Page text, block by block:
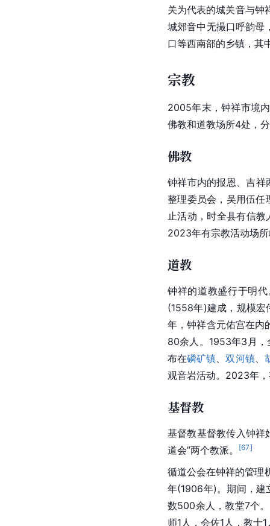
关为代表的城关音与钟
城郊音中无撮口呼韵母
口等西南部的乡镇，其
宗教
2005年末，钟祥市境
佛教和道教场所4处，
佛教
钟祥市内的报恩、吉祥
整理委员会，吴用伍任
止活动，时全县有信
2023年有宗教活动场
道教
钟祥的道教盛行于明
(1558年)建成，规模宏
年，钟祥含元佑宫在内
80余人。1953年3月
布在磷矿镇、双河镇、
观音岩活动。2023年
基督教
基督教基督教传入钟祥
道会”两个教派。
[67]
循道公会在钟祥的管理
年(1906年)。期间，建
数500余人，教堂7个
师1人，会佐1人，教士